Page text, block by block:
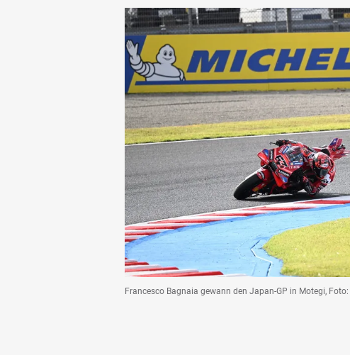
Francesco Bagnaia gewann den Japan-GP in Motegi, Foto: